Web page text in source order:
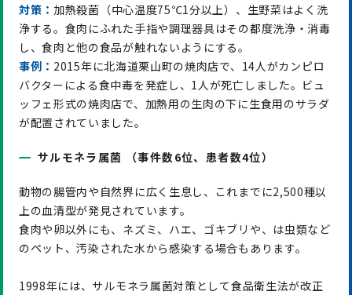
対策： 加熱殺菌（中心温度75℃1分以上）、生野菜はよく洗
浄する。食肉にふれた手指や調理器具はその都度洗浄・消毒
し、食肉と他の食品が触れないようにする。
事例： 2015年に北海道栗山町の焼肉店で、14人がカンピロ
バクターによる食中毒を発症し、1人が死亡しました。ビュ
ッフェ形式の焼肉店で、加熱用の生肉の下に生食用のサラダ
が配置されていました。
サルモネラ属菌 （事件数6位、患者数4位）
動物の腸管内や自然界に広く生息し、これまでに2,500種以
上の血清型が発見されています。
食肉や卵以外にも、ネズミ、ハエ、ゴキブリや、は虫類など
のペット、汚染された水から感染する場合もあります。
1998年には、サルモネラ属菌対策として食品衛生法が改正